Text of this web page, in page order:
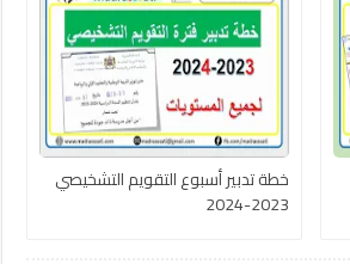
خطة تدبير أسبوع التقويم التشخيصي
2023-2024